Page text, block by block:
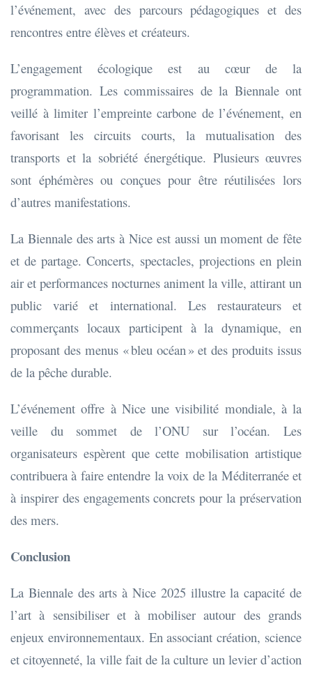
l’événement, avec des parcours pédagogiques et des
rencontres entre élèves et créateurs.
L’engagement écologique est au cœur de la
programmation. Les commissaires de la Biennale ont
veillé à limiter l’empreinte carbone de l’événement, en
favorisant les circuits courts, la mutualisation des
transports et la sobriété énergétique. Plusieurs œuvres
sont éphémères ou conçues pour être réutilisées lors
d’autres manifestations.
La Biennale des arts à Nice est aussi un moment de fête
et de partage. Concerts, spectacles, projections en plein
air et performances nocturnes animent la ville, attirant un
public varié et international. Les restaurateurs et
commerçants locaux participent à la dynamique, en
proposant des menus « bleu océan » et des produits issus
de la pêche durable.
L’événement offre à Nice une visibilité mondiale, à la
veille du sommet de l’ONU sur l’océan. Les
organisateurs espèrent que cette mobilisation artistique
contribuera à faire entendre la voix de la Méditerranée et
à inspirer des engagements concrets pour la préservation
des mers.
Conclusion
La Biennale des arts à Nice 2025 illustre la capacité de
l’art à sensibiliser et à mobiliser autour des grands
enjeux environnementaux. En associant création, science
et citoyenneté, la ville fait de la culture un levier d’action